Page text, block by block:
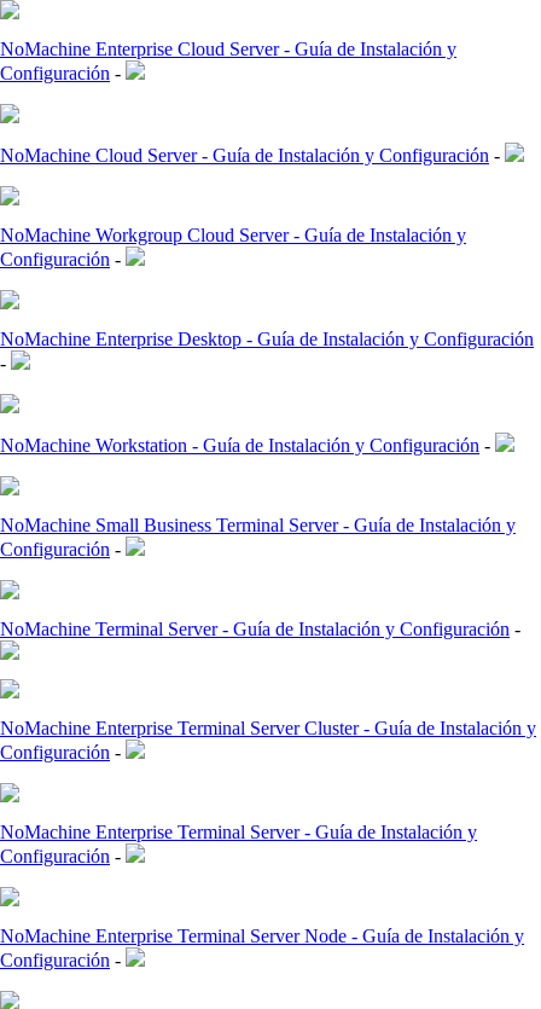
NoMachine Enterprise Cloud Server - Guía de Instalación y
Configuración -
NoMachine Cloud Server - Guía de Instalación y Configuración -
NoMachine Workgroup Cloud Server - Guía de Instalación y
Configuración -
NoMachine Enterprise Desktop - Guía de Instalación y Configuración
-
NoMachine Workstation - Guía de Instalación y Configuración -
NoMachine Small Business Terminal Server - Guía de Instalación y
Configuración -
NoMachine Terminal Server - Guía de Instalación y Configuración -
NoMachine Enterprise Terminal Server Cluster - Guía de Instalación y
Configuración -
NoMachine Enterprise Terminal Server - Guía de Instalación y
Configuración -
NoMachine Enterprise Terminal Server Node - Guía de Instalación y
Configuración -